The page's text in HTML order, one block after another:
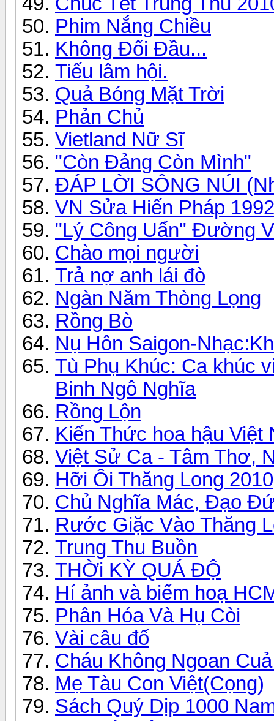
Phim Nắng Chiều
Không Đối Đầu...
Tiếu lâm hội.
Quả Bóng Mặt Trời
Phản Chủ
Vietland Nữ Sĩ
"Còn Đảng Còn Mình"
ĐÁP LỜI SÔNG NÚI
VN Sửa Hiến Pháp 1992
"Lý Công Uẩn" Đường
Chào mọi người
Trả nợ anh lái đò
Ngàn Năm Thòng Lọng
Rồng Bò
Nụ Hôn Saigon-
Tù Phụ Khúc: Ca khúc
Binh Ngô Nghĩa
Rồng Lộn
Kiến Thức hoa hậu
Việt Sử Ca - Tâm Thơ,
Hỡi Ôi Thăng Long 2010
Chủ Nghĩa Mác, Đạo
Rước Giặc Vào Thăng
Trung Thu Buồn
THỜi KỲ QUÁ ĐỘ
Hí ảnh và biếm hoạ
Phân Hóa Và Hụ Còi
Vài câu đố
Cháu Không Ngoan
Mẹ Tàu Con Việt(Cọng)
Sách Quý Dịp 1000